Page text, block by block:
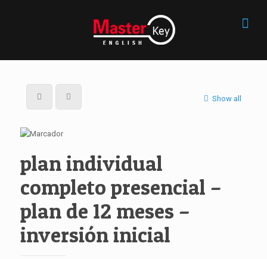
Show all
plan individual
completo presencial –
plan de 12 meses –
inversión inicial